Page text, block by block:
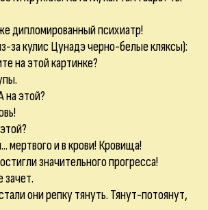
дипломированный психиатр!
за кулис Цунадэ черно-белые кляксы):
на этой картинке?
на этой?
мертвого и в крови! Кровища!
значительного прогресса!
они репку тянуть. Тянут-потоянут,